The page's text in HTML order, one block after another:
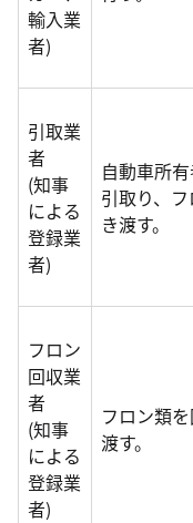
輸入業
者)
引取業
者
(知事
による
登録業
者)
自動車所
引取り、
き渡す。
フロン
回収業
者
(知事
による
登録業
者)
フロン類
渡す。